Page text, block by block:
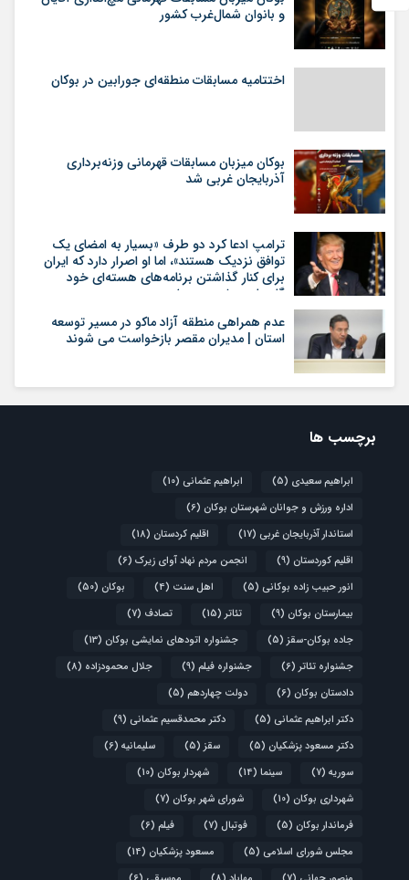
و بانوان شمال‌غرب کشور
اختتامیه مسابقات منطقه‌ای جورابین در بوکان
بوکان میزبان مسابقات قهرمانی وزنه‌برداری
آذربایجان غربی شد
ترامپ ادعا کرد دو طرف «بسیار به امضای یک
توافق نزدیک هستند»، اما او اصرار دارد که ایران
برای کنار گذاشتن برنامه‌های هسته‌ای خود
گام‌های بیشتری بردارد
عدم همراهی منطقه آزاد ماکو در مسیر توسعه
استان | مدیران مقصر بازخواست می شوند
برچسب ها
ابراهیم سعیدی (5) ابراهیم عثمانی (10)
اداره ورزش و جوانان شهرستان بوکان (6)
استاندار آذربایجان غربی (17) اقلیم کردستان (18)
اقلیم کوردستان (9) انجمن مردم نهاد آوای زیرک (6)
انور حبیب زاده بوکانی (5) اهل سنت (4) بوکان (50)
بیمارستان بوکان (9) تئاتر (15) تصادف (7)
جاده بوکان-سقز (5) جشنواره اتودهای نمایشی بوکان (13)
جشنواره تئاتر (6) جشنواره فیلم (9) جلال محمودزاده (8)
دادستان بوکان (6) دولت چهاردهم (5)
دکتر ابراهیم عثمانی (5) دکتر محمدقسیم عثمانی (9)
دکتر مسعود پزشکیان (5) سقز (5) سلیمانیه (6)
سوریه (7) سینما (14) شهردار بوکان (10)
شهرداری بوکان (10) شورای شهر بوکان (7)
فرماندار بوکان (5) فوتبال (7) فیلم (6)
مجلس شورای اسلامی (5) مسعود پزشکیان (14)